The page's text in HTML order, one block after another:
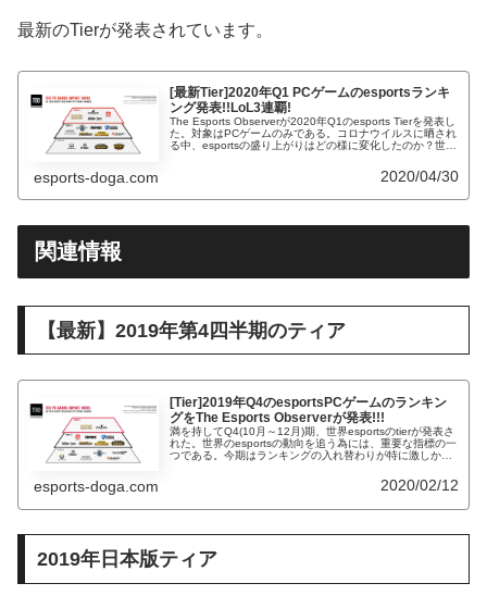
最新のTierが発表されています。
[最新Tier]2020年Q1 PCゲームのesportsランキ
ング発表!!LoL3連覇!
The Esports Observerが2020年Q1のesports Tierを発表し
た。対象はPCゲームのみである。コロナウイルスに晒され
る中、esportsの盛り上がりはどの様に変化したのか？世界
esports-doga.com 2020/04/30
関連情報
【最新】2019年第4四半期のティア
[Tier]2019年Q4のesportsPCゲームのランキン
グをThe Esports Observerが発表!!!
満を持してQ4(10月～12月)期、世界esportsのtierが発表さ
れた。世界のesportsの動向を追う為には、重要な指標の一
つである。今期はランキングの入れ替わりが特に激しかっ
esports-doga.com 2020/02/12
2019年日本版ティア